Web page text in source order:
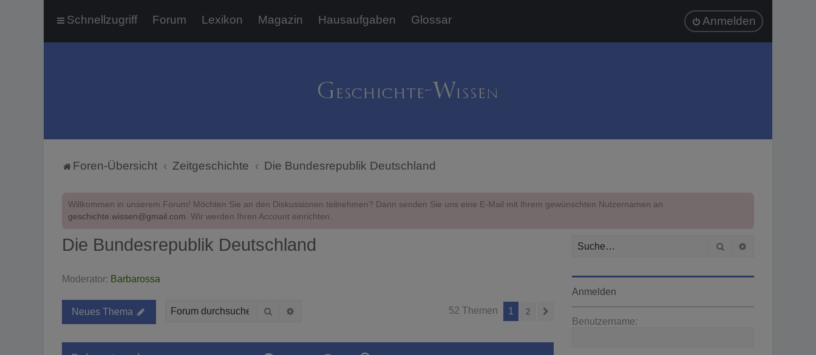
Schnellzugriff Forum Lexikon Magazin Hausaufgaben Glossar Anmelden
Foren-Übersicht Zeitgeschichte Die Bundesrepublik Deutschland
Willkommen in unserem Forum! Möchten Sie an den Diskussionen teilnehmen? Dann senden Sie uns eine E-Mail mit Ihrem gewünschten Nutzernamen an
geschichte.wissen@gmail.com. Wir werden Ihren Account einrichten.
Die Bundesrepublik Deutschland
Moderator: Barbarossa
Neues Thema Suche 52 Themen 1 2
Suche
Anmelden
Benutzername: